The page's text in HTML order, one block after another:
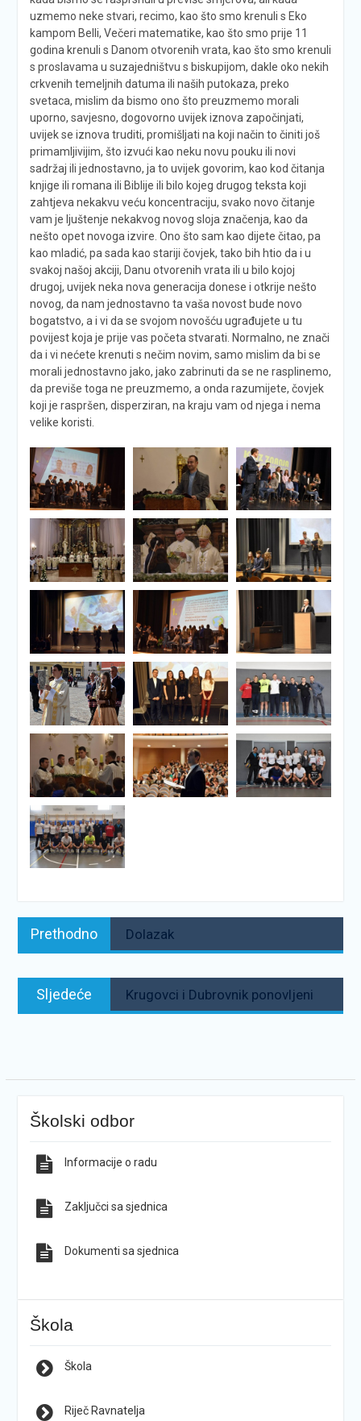
uzmemo neke stvari, recimo, kao što smo krenuli s Eko
kampom Belli, Večeri matematike, kao što smo prije 11
godina krenuli s Danom otvorenih vrata, kao što smo krenuli
s proslavama u suzajedništvu s biskupijom, dakle oko nekih
crkvenih temeljnih datuma ili naših putokaza, preko
svetaca, mislim da bismo ono što preuzmemo morali
uporno, savjesno, dogovorno uvijek iznova započinjati,
uvijek se iznova truditi, promišljati na koji način to činiti još
primamljivijim, što izvući kao neku novu pouku ili novi
sadržaj ili jednostavno, ja to uvijek govorim, kao kod čitanja
knjige ili romana ili Biblije ili bilo kojeg drugog teksta koji
zahtjeva nekakvu veću koncentraciju, svako novo čitanje
vam je ljuštenje nekakvog novog sloja značenja, kao da
nešto opet novoga izvire. Ono što sam kao dijete čitao, pa
kao mladić, pa sada kao stariji čovjek, tako bih htio da i u
svakoj našoj akciji, Danu otvorenih vrata ili u bilo kojoj
drugoj, uvijek neka nova generacija donese i otkrije nešto
novog, da nam jednostavno ta vaša novost bude novo
bogatstvo, a i vi da se svojom novošću ugrađujete u tu
povijest koja je prije vas početa stvarati. Normalno, ne znači
da i vi nećete krenuti s nečim novim, samo mislim da bi se
morali jednostavno jako, jako zabrinuti da se ne rasplinemo,
da previše toga ne preuzmemo, a onda razumijete, čovjek
koji je raspršen, disperziran, na kraju vam od njega i nema
velike koristi.
Navigacija
objava
Prethodno Dolazak
Sljedeće Krugovci i Dubrovnik ponovljeni
Školski odbor
Informacije o radu
Zaključci sa sjednica
Dokumenti sa sjednica
Škola
Škola
Riječ Ravnatelja